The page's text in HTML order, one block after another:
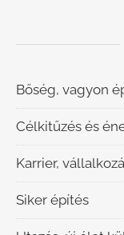
Bőség, vagyon
Célkitűzés és
Karrier,
Siker építés